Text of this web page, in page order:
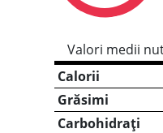
Valori medii
Calorii
Grăsimi
Carbohidrați